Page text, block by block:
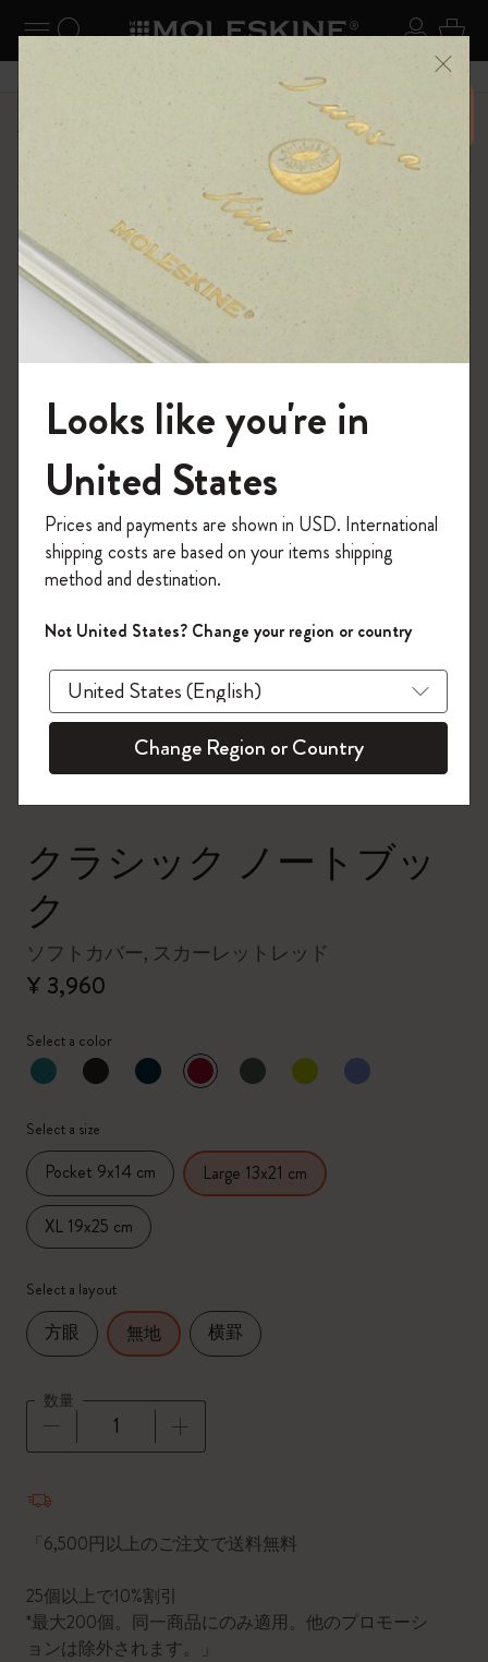
ナビゲーションの切替 ログ
検索 (キーワードなど) カ
6,500円以上のご購入で送料無料 メニ
ーを閉じる
ショップ The Original Notebook
クラシック ノートブッ
ク
ソフトカバー, スカーレットレッド
¥ 3,960
Select a color
選択済
*選択したカラー
Select a size
Pocket 9x14 cm Large 13x21 cm
XL 19x25 cm
Select a layout
方眼 無地 横罫
数量
「6,500円以上のご注文で送料無料
25個以上で10%割引
*最大200個。同一商品にのみ適用。他のプロモーシ
ョンは除外されます。」
モレスキンの世界へようこそ
「WELCOME10」を入力すると、初回注
文が10%オフ＋送料無料になります。セ
ール・アウトレット品は適用外。
Moleskineアカウントを作成して限定オフ
ァーや会員特典、さらに多くのインスピ
レーションを手に入れましょう。
今すぐ会員登録 !
Looks like you're in
United States
Prices and payments are shown in USD. International
shipping costs are based on your items shipping
method and destination.
Not United States? Change your region or country
Change Region or Country